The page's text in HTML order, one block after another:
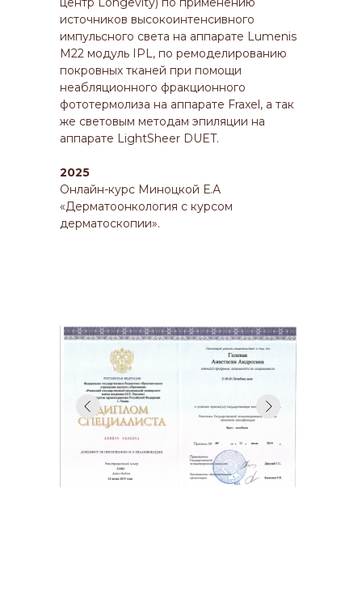
источников высокоинтенсивного
импульсного света на аппарате Lumenis
M22 модуль IPL, по ремоделированию
покровных тканей при помощи
неабляционного фракционного
фототермолиза на аппарате Fraxel, а так
же световым методам эпиляции на
аппарате LightSheer DUET.
2025
Онлайн-курс Миноцкой Е.А
«Дерматоонкология с курсом
дерматоскопии».